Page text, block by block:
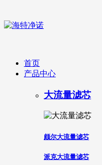
首页
产品中心
大流量滤芯
颇尔大流量滤芯
派克大流量滤芯